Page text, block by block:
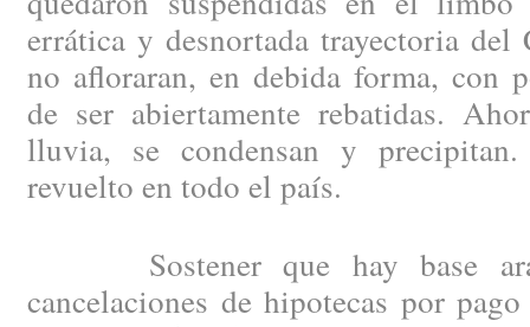
errática y desnortada trayectoria
no afloraran, en debida forma, con
de ser abiertamente rebatidas.
lluvia, se condensan y
revuelto en todo el país.
Sostener que hay base
cancelaciones de hipotecas por